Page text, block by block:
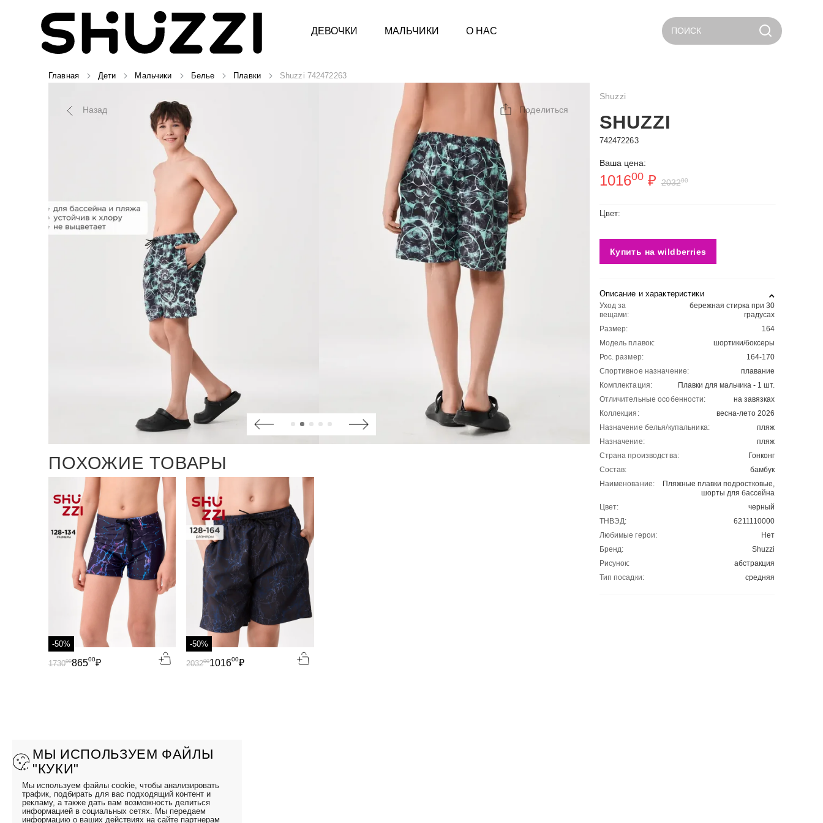
ДЕВОЧКИ МАЛЬЧИКИ О НАС ПОИСК
Главная Дети Мальчики Белье Плавки Shuzzi 742472263
Назад Поделиться
ПОХОЖИЕ ТОВАРЫ
-50%
86500₽
173000
-50%
101600₽
203200
Shuzzi
SHUZZI
742472263
Ваша цена:
101600₽ 203200
Цвет:
Купить на wildberries
Описание и характеристики
Уход за
вещами:
бережная стирка при 30
градусах
Размер:
164
Модель плавок:
шортики/боксеры
Рос. размер:
164-170
Спортивное назначение:
плавание
Комплектация:
Плавки для мальчика - 1 шт.
Отличительные особенности:
на завязках
Коллекция:
весна-лето 2026
Назначение белья/купальника:
пляж
Назначение:
пляж
Страна производства:
Гонконг
Состав:
бамбук
Наименование:
Пляжные плавки подростковые,
шорты для бассейна
Цвет:
черный
ТНВЭД:
6211110000
Любимые герои:
Нет
Бренд:
Shuzzi
Рисунок:
абстракция
Тип посадки:
средняя
МЫ ИСПОЛЬЗУЕМ ФАЙЛЫ
"КУКИ"
Мы используем файлы cookie, чтобы анализировать
трафик, подбирать для вас подходящий контент и
рекламу, а также дать вам возможность делиться
информацией в социальных сетях. Мы передаем
информацию о ваших действиях на сайте партнерам